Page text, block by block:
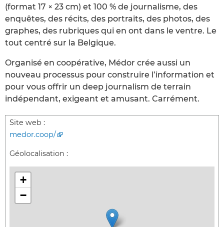
(format 17 × 23 cm) et 100 % de journalisme, des
enquêtes, des récits, des portraits, des photos, des
graphes, des rubriques qui en ont dans le ventre. Le
tout centré sur la Belgique.
Organisé en coopérative, Médor crée aussi un
nouveau processus pour construire l’information et
pour vous offrir un deep journalism de terrain
indépendant, exigeant et amusant. Carrément.
Site web :
medor.coop/
Géolocalisation :
+
−